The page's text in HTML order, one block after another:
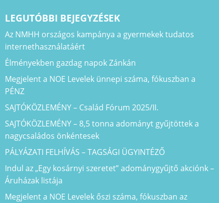
LEGUTÓBBI BEJEGYZÉSEK
Az NMHH országos kampánya a gyermekek tudatos
internethasználatáért
Élményekben gazdag napok Zánkán
Megjelent a NOE Levelek ünnepi száma, fókuszban a
PÉNZ
SAJTÓKÖZLEMÉNY – Család Fórum 2025/II.
SAJTÓKÖZLEMÉNY – 8,5 tonna adományt gyűjtöttek a
nagycsaládos önkéntesek
PÁLYÁZATI FELHÍVÁS – TAGSÁGI ÜGYINTÉZŐ
Indul az „Egy kosárnyi szeretet” adománygyűjtő akciónk –
Áruházak listája
Megjelent a NOE Levelek őszi száma, fókuszban az